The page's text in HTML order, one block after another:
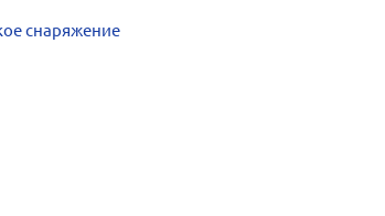
снаряжение